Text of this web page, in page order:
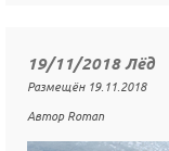
19/11/2018 Лёд
Размещён 19.11.2018
Автор Roman